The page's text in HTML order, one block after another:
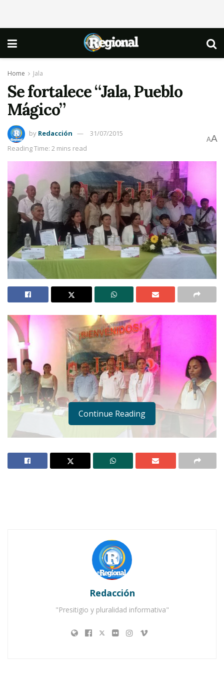
Home Jala
Se fortalece “Jala, Pueblo
Mágico”
by Redacción
31/07/2015
Reading Time: 2 mins read
AA
Turismo y la Asociación de Hoteles del Sur han
venido promoviendo desde hace 13 semanas en
Continue Reading
Redacción
"Presitigio y pluralidad informativa"